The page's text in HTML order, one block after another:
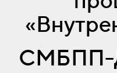
СМБПП-